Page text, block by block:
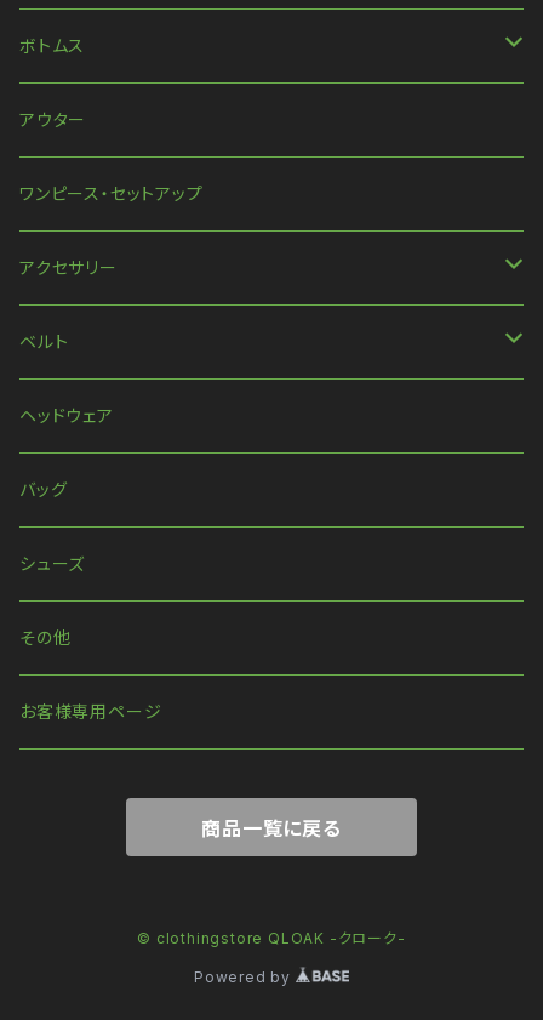
長袖
ハンパ丈袖
半袖
ほか
ボトムス
パンツ
スカート
アウター
ワンピース・セットアップ
アクセサリー
ネックレス
ピアス・イヤリング
リング
ベルト
ベルト
ハーネス
ウォレットチェーン
ヘッドウェア
バッグ
シューズ
その他
お客様専用ページ
商品一覧に戻る
© clothingstore QLOAK -クローク-
Powered by